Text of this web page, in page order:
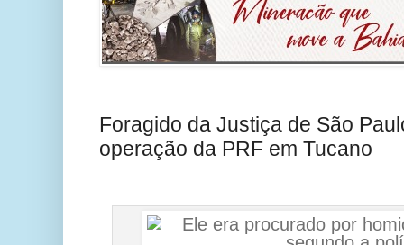
Foragido da Justiça de São
operação da PRF em Tucano